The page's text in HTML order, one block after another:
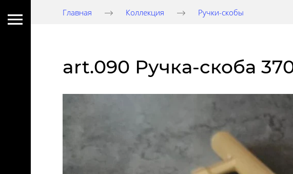
Главная Коллекция Ручки-скобы
art.090 Ручка-скоба